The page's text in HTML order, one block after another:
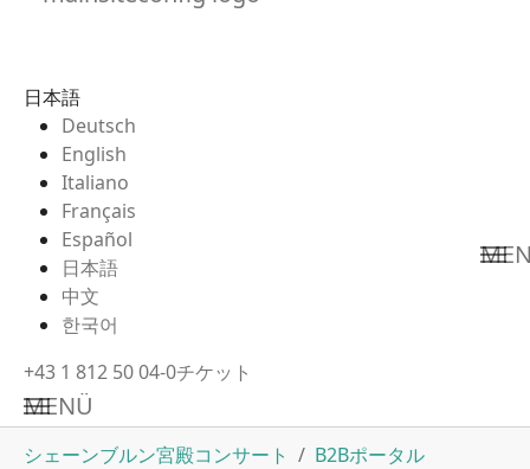
日本語
Deutsch
English
Italiano
Français
Español
日本語
中文
한국어
+43 1 812 50 04-0チケット
MENÜ
Skip to main content
You are here:
シェーンブルン宮殿コンサート
B2Bポータル